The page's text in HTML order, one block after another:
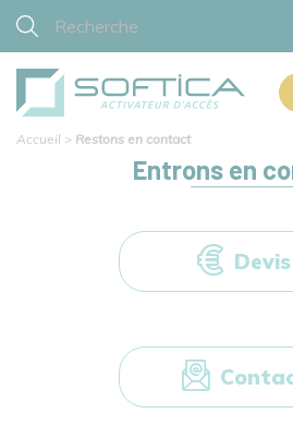
Accueil > Restons en contact
Entrons en
Devis